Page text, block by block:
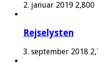
2. januar 2019 2,800
Rejselysten
3. september 2018